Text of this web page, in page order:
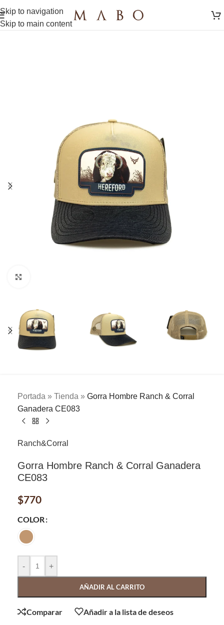
Skip to navigation
Skip to main content
Portada » Tienda » Gorra Hombre Ranch & Corral
Ganadera CE083
Ranch&Corral
Gorra Hombre Ranch & Corral Ganadera
CE083
$770
COLOR
- +
AÑADIR AL CARRITO
Comparar Añadir a la lista de deseos